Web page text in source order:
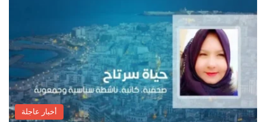
أخبار عاجلة